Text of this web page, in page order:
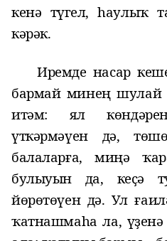
кенә түгел, һаулыҡ
кәрәк.
Иремде насар
бармай минең шулай
итәм: ял
үткәрмәүен дә,
балаларға, миңә
булыуын да, кеҫә
йөрөтөүен дә. Ул
ҡатнашмаһа ла,